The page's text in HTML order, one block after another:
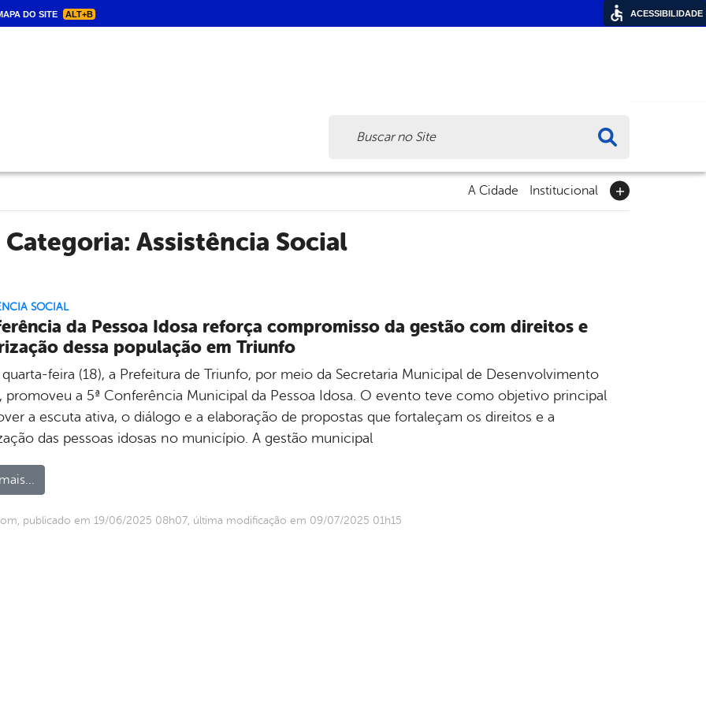
DO SITE ALT+B
A Cidade Institucional
Categoria: Assistência Social
SOCIAL
da Pessoa Idosa reforça compromisso da gestão com direitos e
dessa população em Triunfo
feira (18), a Prefeitura de Triunfo, por meio da Secretaria Municipal de Desenvolvimento
promoveu a 5ª Conferência Municipal da Pessoa Idosa. O evento teve como objetivo principal
a escuta ativa, o diálogo e a elaboração de propostas que fortaleçam os direitos e a
das pessoas idosas no município. A gestão municipal
publicado em 19/06/2025 08h07, última modificação em 09/07/2025 01h15
ACESSIBILIDADE